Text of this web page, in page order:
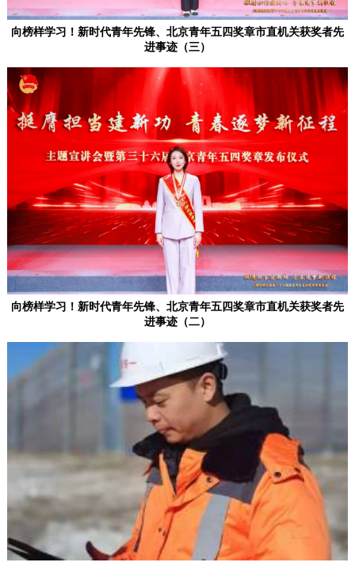
ENGLISH 한국어 日本語
ESPAÑOL العربية PORTUGUÊS
ITALIANO
回到顶部
向榜样学习！新时代青年先锋、北京青年五四奖章市直机关获奖者先
进事迹（三）
向榜样学习！新时代青年先锋、北京青年五四奖章市直机关获奖者先
进事迹（二）